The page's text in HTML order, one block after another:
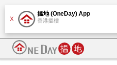
X
搵地 (OneDay) App
香港搵樓